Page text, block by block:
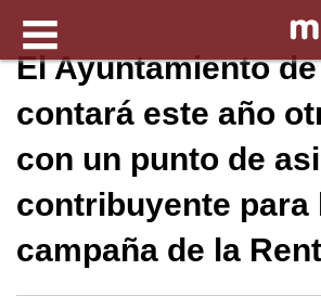
El Ayuntamiento
contará este año
con un punto de
contribuyente para
campaña de la